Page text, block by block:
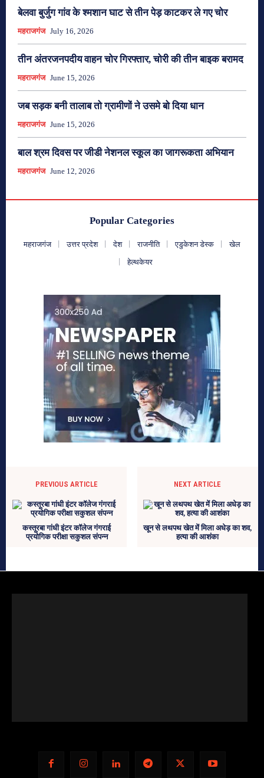
बेलवा बुर्जुग गांव के श्मशान घाट से तीन पेड़ काटकर ले गए चोर
महराजगंज July 16, 2026
तीन अंतरजनपदीय वाहन चोर गिरफ्तार, चोरी की तीन बाइक बरामद
महराजगंज June 15, 2026
जब सड़क बनी तालाब तो ग्रामीणों ने उसमे बो दिया धान
महराजगंज June 15, 2026
बाल श्रम दिवस पर जीडी नेशनल स्कूल का जागरूकता अभियान
महराजगंज June 12, 2026
Popular Categories
महराजगंज उत्तर प्रदेश देश राजनीति एडुकेशन डेस्क
खेल
हेल्थकेयर
PREVIOUS ARTICLE
कस्तूरबा गांधी इंटर कॉलेज गंगराई
प्रयोगिक परीक्षा सकुशल संपन्न
NEXT ARTICLE
खून से लथपथ खेत में मिला अधेड़ का शव,
हत्या की आशंका